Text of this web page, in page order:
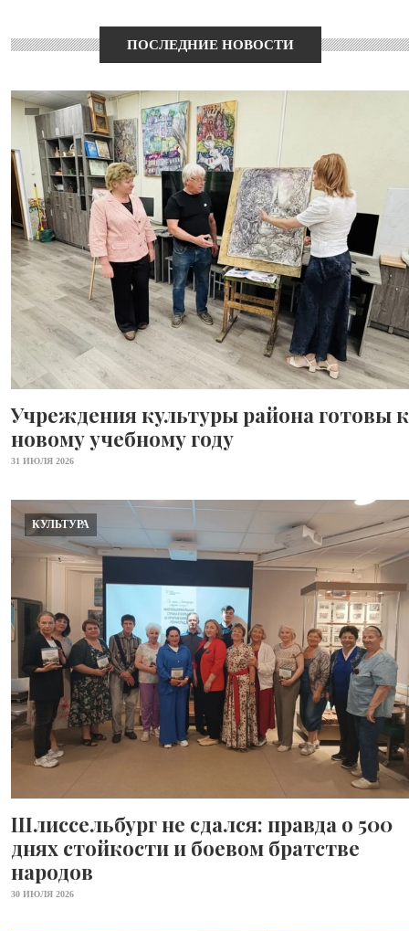
ПОСЛЕДНИЕ НОВОСТИ
Учреждения культуры района готовы к
новому учебному году
31 ИЮЛЯ 2026
КУЛЬТУРА
Шлиссельбург не сдался: правда о 500
днях стойкости и боевом братстве
народов
30 ИЮЛЯ 2026